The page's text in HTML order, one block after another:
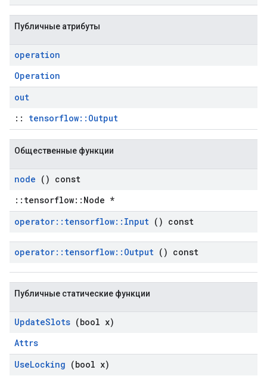
Публичные атрибуты
operation
Operation
out
:: tensorflow::Output
Общественные функции
node () const
::tensorflow::Node *
operator:: tensorflow:: Input () const
operator:: tensorflow:: Output () const
Публичные статические функции
UpdateSlots (bool x)
Attrs
UseLocking (bool x)